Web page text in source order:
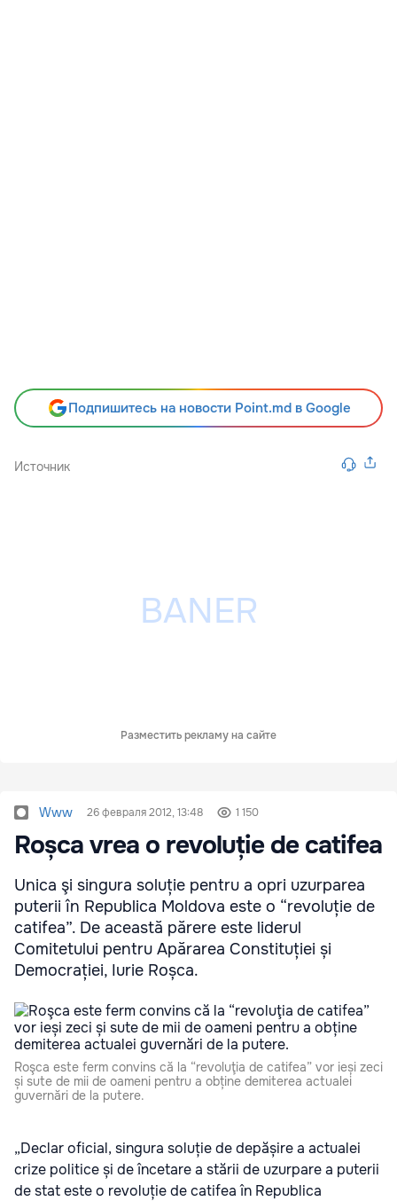
Подпишитесь на новости Point.md в Google
Источник
Разместить рекламу на сайте
Www 26 февраля 2012, 13:48 1 150
Roșca vrea o revoluție de catifea
Unica şi singura soluție pentru a opri uzurparea
puterii în Republica Moldova este o “revoluție de
catifea”. De această părere este liderul
Comitetului pentru Apărarea Constituției și
Democrației, Iurie Roșca.
Roşca este ferm convins că la “revoluţia de catifea” vor ieși zeci
și sute de mii de oameni pentru a obține demiterea actualei
guvernări de la putere.
„Declar oficial, singura soluție de depășire a actualei
crize politice și de încetare a stării de uzurpare a puterii
de stat este o revoluție de catifea în Republica